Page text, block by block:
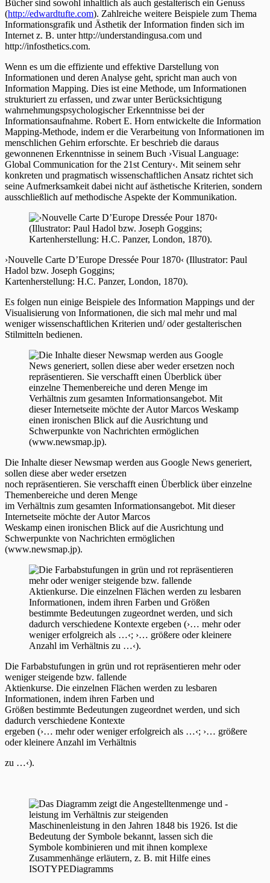
Bücher sind sowohl inhaltlich als auch gestalterisch ein Genuss
(http://edwardtufte.com). Zahlreiche weitere Beispiele zum Thema
Informationsgrafik und Ästhetik der Information finden sich im
Internet z. B. unter http://understandingusa.com und
http://infosthetics.com.
Wenn es um die effiziente und effektive Darstellung von
Informationen und deren Analyse geht, spricht man auch von
Information Mapping. Dies ist eine Methode, um Informationen
strukturiert zu erfassen, und zwar unter Berücksichtigung
wahrnehmungspsychologischer Erkenntnisse bei der
Informationsaufnahme. Robert E. Horn entwickelte die Information
Mapping-Methode, indem er die Verarbeitung von Informationen im
menschlichen Gehirn erforschte. Er beschrieb die daraus
gewonnenen Erkenntnisse in seinem Buch ›Visual Language:
Global Communication for the 21st Century‹. Mit seinem sehr
konkreten und pragmatisch wissenschaftlichen Ansatz richtet sich
seine Aufmerksamkeit dabei nicht auf ästhetische Kriterien, sondern
ausschließlich auf methodische Aspekte der Kommunikation.
›Nouvelle Carte D’Europe Dressée Pour 1870‹ (Illustrator: Paul
Hadol bzw. Joseph Goggins;
Kartenherstellung: H.C. Panzer, London, 1870).
Es folgen nun einige Beispiele des Information Mappings und der
Visualisierung von Informationen, die sich mal mehr und mal
weniger wissenschaftlichen Kriterien und/ oder gestalterischen
Stilmitteln bedienen.
Die Inhalte dieser Newsmap werden aus Google News generiert,
sollen diese aber weder ersetzen
noch repräsentieren. Sie verschafft einen Überblick über einzelne
Themenbereiche und deren Menge
im Verhältnis zum gesamten Informationsangebot. Mit dieser
Internetseite möchte der Autor Marcos
Weskamp einen ironischen Blick auf die Ausrichtung und
Schwerpunkte von Nachrichten ermöglichen
(www.newsmap.jp).
Die Farbabstufungen in grün und rot repräsentieren mehr oder
weniger steigende bzw. fallende
Aktienkurse. Die einzelnen Flächen werden zu lesbaren
Informationen, indem ihren Farben und
Größen bestimmte Bedeutungen zugeordnet werden, und sich
dadurch verschiedene Kontexte
ergeben (›… mehr oder weniger erfolgreich als …‹; ›… größere
oder kleinere Anzahl im Verhältnis
zu …‹).